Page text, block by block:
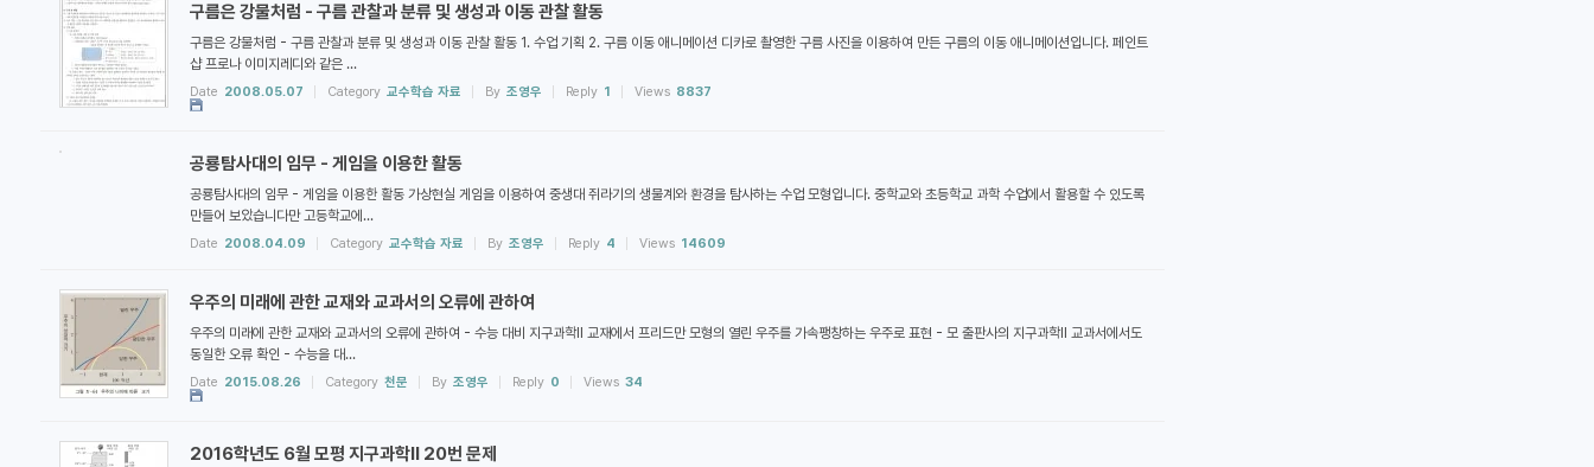
구름은 강물처럼 - 구름 관찰과 분류 및 생성과 이동 관찰 활동
구름은 강물처럼 - 구름 관찰과 분류 및 생성과 이동 관찰 활동 1. 수업 기획 2. 구름 이동 애니메이션 디카로 촬영한 구름 사진을 이용하여 만든 구름의 이동 애니메이션입니다. 페인트
샵 프로나 이미지레디와 같은 ...
Date 2008.05.07 Category 교수학습 자료 By 조영우 Reply 1 Views 8837
공룡탐사대의 임무 - 게임을 이용한 활동
공룡탐사대의 임무 - 게임을 이용한 활동 가상현실 게임을 이용하여 중생대 쥐라기의 생물계와 환경을 탐사하는 수업 모형입니다. 중학교와 초등학교 과학 수업에서 활용할 수 있도록
만들어 보았습니다만 고등학교에...
Date 2008.04.09 Category 교수학습 자료 By 조영우 Reply 4 Views 14609
우주의 미래에 관한 교재와 교과서의 오류에 관하여
우주의 미래에 관한 교재와 교과서의 오류에 관하여 - 수능 대비 지구과학II 교재에서 프리드만 모형의 열린 우주를 가속팽창하는 우주로 표현 - 모 출판사의 지구과학II 교과서에서도
동일한 오류 확인 - 수능을 대...
Date 2015.08.26 Category 천문 By 조영우 Reply 0 Views 34
2016학년도 6월 모평 지구과학II 20번 문제